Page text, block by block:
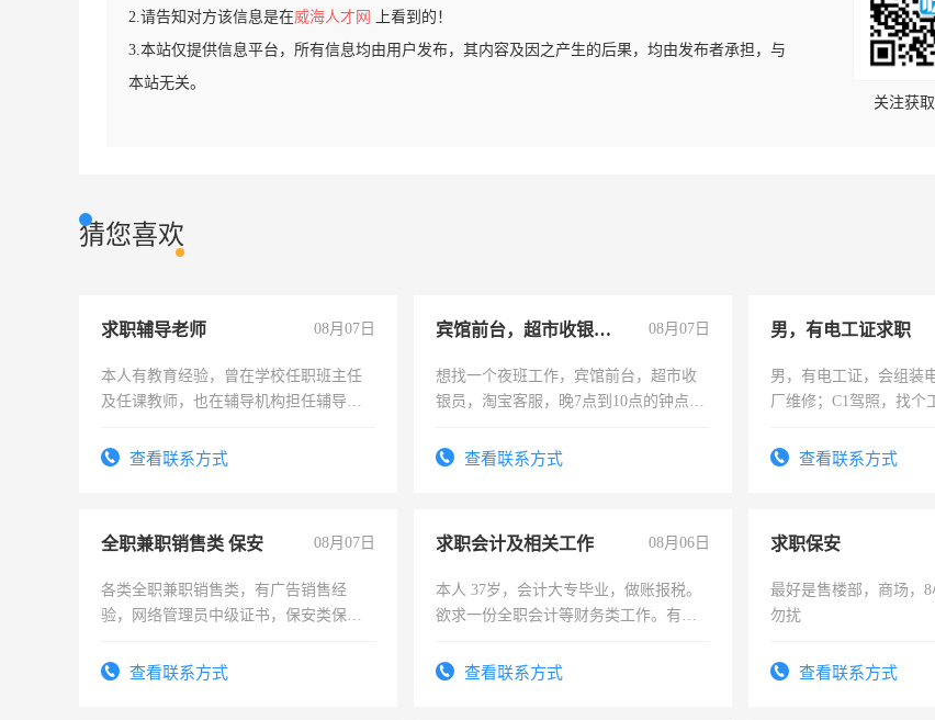
2.请告知对方该信息是在威海人才网
上看到的！
3.本站仅提供信息平台，所有信息均由用户发布，其内容及因之产生的后果，均由发布者承担，与
本站无关。
关注获
猜您喜欢
求职辅导老师 08月07日
本人有教育经验，曾在学校任职班主任
及任课教师，也在辅导机构担任辅导教
查看联系方式
宾馆前台，超市收银员，淘宝客服 08月07日
想找一个夜班工作，宾馆前台，超市收
银员，淘宝客服，晚7点到10点的钟点
号同微信查看联系方式
男，有电工证求职
男，有电工证，会组装
厂维修；C1驾照，找个
电话查看联系方式
全职兼职销售类 保安 08月07日
各类全职兼职销售类，有广告销售经
验，网络管理员中级证书，保安类保安
有高低压电工证和十几年工作经验
查看联系方式
求职会计及相关工作 08月06日
本人 37岁，会计大专毕业，做账报税。
欲求一份全职会计等财务类工作。有会
查看联系方式
求职保安
最好是售楼部，商场，
勿扰
查看联系方式